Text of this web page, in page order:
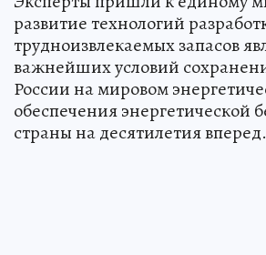
развитие технологий
трудноизвлекаемых запасов
важнейших условий
России на мировом
обеспечения энергетической
страны на десятилетия вперед.